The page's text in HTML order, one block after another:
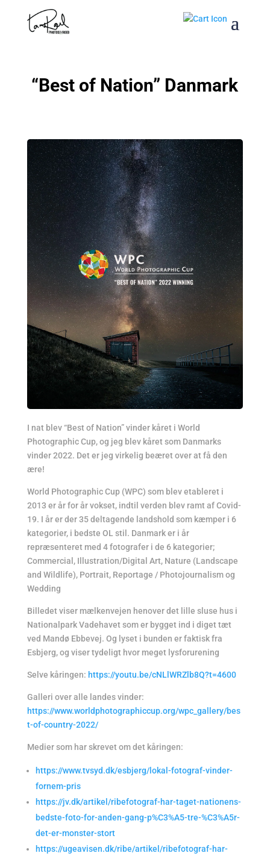
“Best of Nation” Danmark
I nat blev “Best of Nation” vinder kåret i World
Photographic Cup, og jeg blev kåret som Danmarks
vinder 2022. Det er jeg virkelig beæret over at få den
ære!
World Photographic Cup (WPC) som blev etableret i
2013 er år for år vokset, indtil verden blev ramt af Covid-
19. I år er der 35 deltagende landshold som kæmper i 6
kategorier, i bedste OL stil. Danmark er i år
repræsenteret med 4 fotografer i de 6 kategorier;
Commercial, Illustration/Digital Art, Nature (Landscape
and Wildlife), Portrait, Reportage / Photojournalism og
Wedding
Billedet viser mælkenvejen henover det lille sluse hus i
Nationalpark Vadehavet som er bygget ind i diget tæt
ved Mandø Ebbevej. Og lyset i bunden er faktisk fra
Esbjerg, og viser tydeligt hvor meget lysforurening
Selve kåringen: https://youtu.be/cNLlWRZlb8Q?t=4600
Galleri over alle landes vinder:
https://www.worldphotographiccup.org/wpc_gallery/bes
t-of-country-2022/
Medier som har skrevet om det kåringen:
https://www.tvsyd.dk/esbjerg/lokal-fotograf-vinder-
fornem-pris
https://jv.dk/artikel/ribefotograf-har-taget-nationens-
bedste-foto-for-anden-gang-p%C3%A5-tre-%C3%A5r-
det-er-monster-stort
https://ugeavisen.dk/ribe/artikel/ribefotograf-har-